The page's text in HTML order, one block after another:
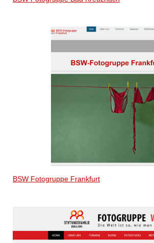
BSW Fotogruppe Frankfurt